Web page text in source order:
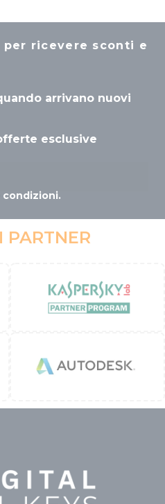
ricevere sconti e
arrivano nuovi
esclusive
PARTNER